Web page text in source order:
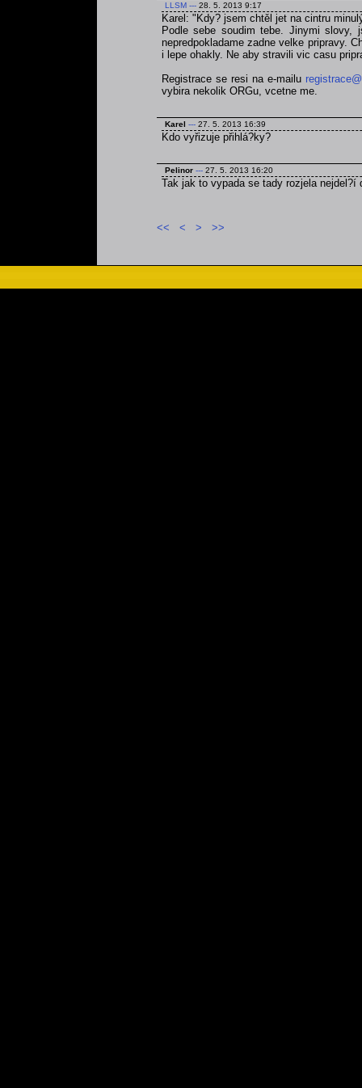
LLSM --- 28. 5. 2013 9:17
Karel: "Kdy? jsem chtěl jet na cintru
Podle sebe soudim tebe. Jinymi
nepredpokladame zadne velke pripravy.
i lepe ohakly. Ne aby stravili vic casu
Registrace se resi na e-mailu
vybira nekolik ORGu, vcetne me.
Karel --- 27. 5. 2013 16:39
Kdo vyřizuje přihlá?ky?
Pelinor --- 27. 5. 2013 16:20
Tak jak to vypada se tady rozjela nejdel?í
<< < > >>